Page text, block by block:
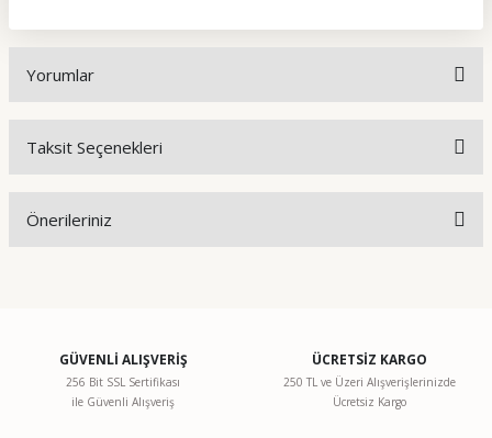
Yorumlar
Taksit Seçenekleri
Önerileriniz
Görüş ve önerileriniz için teşekkür ederiz.
Ürün resmi kalitesiz, bozuk veya görüntülenemiyor.
GÜVENLİ ALIŞVERİŞ
256 Bit SSL Sertifikası
ile Güvenli Alışveriş
ÜCRETSİZ KARGO
250 TL ve Üzeri Alışverişlerinizde
Ücretsiz Kargo